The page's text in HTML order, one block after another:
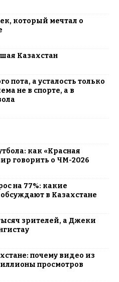
который мечтал о
Казахстан
пота, а усталость только
не в спорте, а в
как «Красная
говорить о ЧМ-2026
на 77%: какие
в Казахстане
зрителей, а Джеки
почему видео из
просмотров